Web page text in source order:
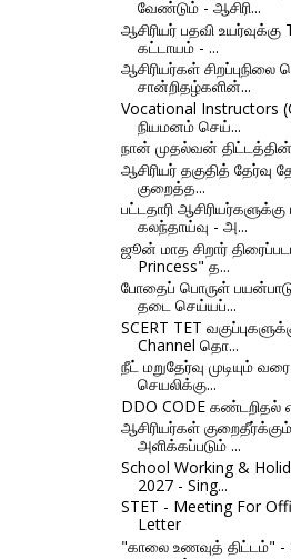
வேண்டும் - ஆசிரி...
ஆசிரியர் பதவி உயர்வுக்கு
கட்டாயம் - ...
ஆசிரியர்கள் சிறப்புநிலை
சான்றிதழ்களின்...
Vocational Instructors
நியமனம் செய்...
நான் முதல்வன்
ஆசிரியர் தகுதித் தேர்வு
குறைத்த...
பட்டதாரி
கலந்தாய்வு - அ...
ஜூன் மாத சிறார்
Princess" த...
போதைப் பொருள் பயன்பாடு
தடை செய்யப்...
SCERT TET
Channel தொ...
நீட் மறுதேர்வு முடியும் வரை
செயலிக்கு...
DDO CODE கண்டறிதல்
ஆசிரியர்கள்
அளிக்கப்படும் ...
School Working &
2027 - Sing...
STET - Meeting For
Letter
"காலை உணவுத் திட்டம்" -